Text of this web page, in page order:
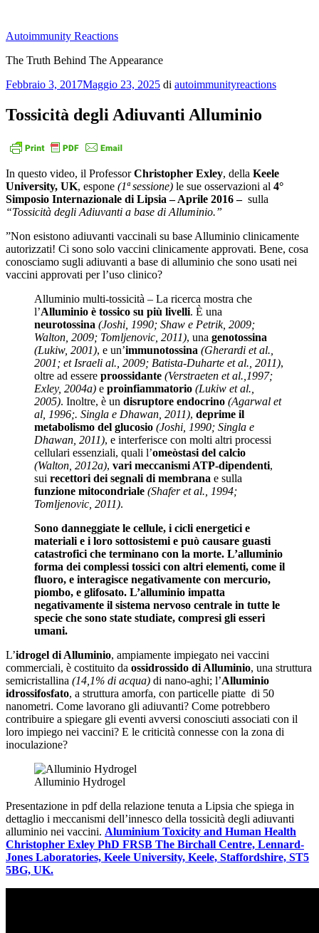
contenuto
Autoimmunity Reactions
The Truth Behind The Appearance
Pubblicato
Febbraio 3, 2017Maggio 23, 2025 di autoimmunityreactions
Tossicità degli Adiuvanti Alluminio
In questo video, il ProfessorChristopher Exley, della Keele
University, UK, espone (1ª sessione) le sue osservazioni al 4°
Simposio Internazionale di Lipsia – Aprile 2016 – sulla
“Tossicità degli Adiuvanti a base di Alluminio.”
”Non esistono adiuvanti vaccinali su base Alluminio clinicamente
autorizzati! Ci sono solo vaccini clinicamente approvati. Bene, cosa
conosciamo sugli adiuvanti a base di alluminio che sono usati nei
vaccini approvati per l’uso clinico?
Alluminio multi-tossicità – La ricerca mostra che
l’Alluminio è tossico su più livelli. È una
neurotossina (Joshi, 1990; Shaw e Petrik, 2009;
Walton, 2009; Tomljenovic, 2011), una genotossina
(Lukiw, 2001), e un’immunotossina (Gherardi et al.,
2001; et Israeli al., 2009; Batista-Duharte et al., 2011),
oltre ad essere proossidante (Verstraeten et al.,1997;
Exley, 2004a) e proinfiammatorio (Lukiw et al.,
2005). Inoltre, è un disruptore endocrino (Agarwal et
al, 1996;. Singla e Dhawan, 2011), deprime il
metabolismo del glucosio (Joshi, 1990; Singla e
Dhawan, 2011), e interferisce con molti altri processi
cellulari essenziali, quali l’omeòstasi del calcio
(Walton, 2012a), vari meccanismi ATP-dipendenti,
sui recettori dei segnali di membrana e sulla
funzione mitocondriale (Shafer et al., 1994;
Tomljenovic, 2011).
Sono danneggiate le cellule, i cicli energetici e
materiali e i loro sottosistemi e può causare guasti
catastrofici che terminano con la morte. L’alluminio
forma dei complessi tossici con altri elementi, come il
fluoro, e interagisce negativamente con mercurio,
piombo, e glifosato. L’alluminio impatta
negativamente il sistema nervoso centrale in tutte le
specie che sono state studiate, compresi gli esseri
umani.
L’idrogel di Alluminio, ampiamente impiegato nei vaccini
commerciali, è costituito da ossidrossido di Alluminio, una struttura
semicristallina (14,1% di acqua) di nano-aghi; l’Alluminio
idrossifosfato, a struttura amorfa, con particelle piatte di 50
nanometri. Come lavorano gli adiuvanti? Come potrebbero
contribuire a spiegare gli eventi avversi conosciuti associati con il
loro impiego nei vaccini? E le criticità connesse con la zona di
inoculazione?
Alluminio Hydrogel
Presentazione in pdf della relazione tenuta a Lipsia che spiega in
dettaglio i meccanismi dell’innesco della tossicità degli adiuvanti
alluminio nei vaccini. Aluminium Toxicity and Human Health
Christopher Exley PhD FRSB The Birchall Centre, Lennard-
Jones Laboratories, Keele University, Keele, Staffordshire, ST5
5BG, UK.